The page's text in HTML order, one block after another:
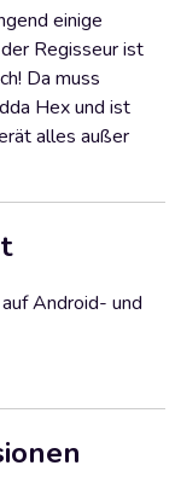
einige
Regisseur ist
Da muss
Hex und ist
alles außer
Android- und